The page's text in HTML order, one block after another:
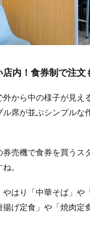
内！食券制で注文
外から中の様子が見
席が並ぶシンプルな
売機で食券を買う
。
やはり「中華そば」
げ定食」や「焼肉定